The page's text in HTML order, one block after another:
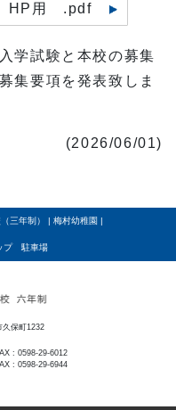
HP用 .pdf
学試験と本校の募集
集要項を発表致しま
(2026/06/01)
三年制） | 梅村幼稚園 |
プ 駐車場
久保町1232
: 0598-29-6012
: 0598-29-6944